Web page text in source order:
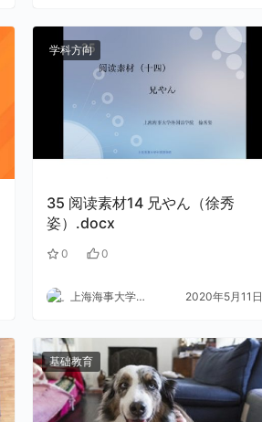
学科方向
35 阅读素材14 兄やん（徐秀
姿）.docx
0 0
上海海事大学外语 2020年5月11日
基础教育